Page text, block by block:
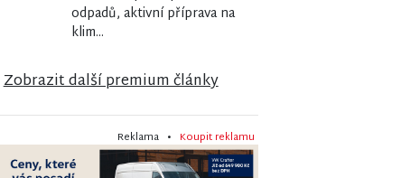
AMBROŽ
odpadů, aktivní příprava na
klim...
Zobrazit další premium články
Reklama • Koupit reklamu